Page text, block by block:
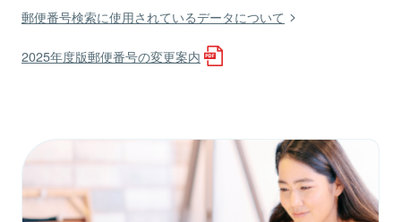
郵便番号検索に使用されているデータについて
2025年度版郵便番号の変更案内